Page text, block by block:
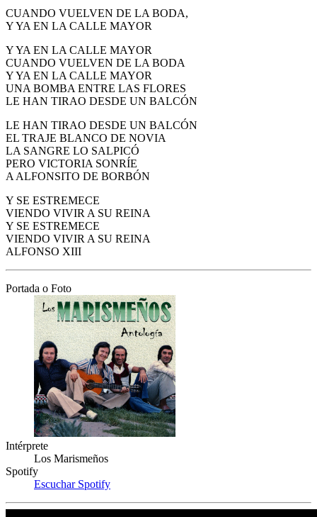
CUANDO VUELVEN DE LA BODA,
Y YA EN LA CALLE MAYOR
Y YA EN LA CALLE MAYOR
CUANDO VUELVEN DE LA BODA
Y YA EN LA CALLE MAYOR
UNA BOMBA ENTRE LAS FLORES
LE HAN TIRAO DESDE UN BALCÓN
LE HAN TIRAO DESDE UN BALCÓN
EL TRAJE BLANCO DE NOVIA
LA SANGRE LO SALPICÓ
PERO VICTORIA SONRÍE
A ALFONSITO DE BORBÓN
Y SE ESTREMECE
VIENDO VIVIR A SU REINA
Y SE ESTREMECE
VIENDO VIVIR A SU REINA
ALFONSO XIII
Portada o Foto
Intérprete
Los Marismeños
Spotify
Escuchar Spotify